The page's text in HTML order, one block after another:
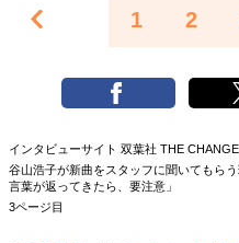
1 2
インタビューサイト 双葉社 THE CHANGE
谷山浩子が新曲をスタッフに聞いてもら
言葉が返ってきたら、要注意」
3ページ目